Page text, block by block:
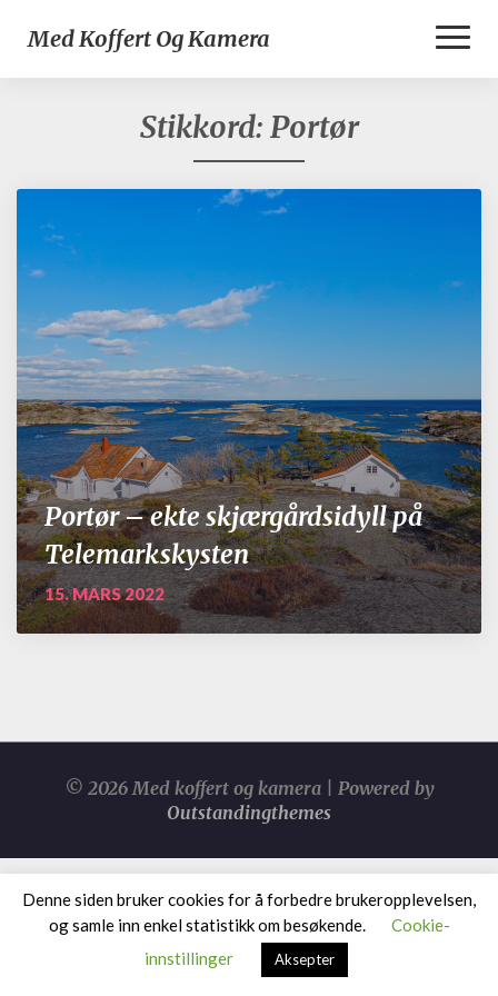
Med Koffert Og Kamera
Stikkord: Portør
Portør – ekte skjærgårdsidyll på
Telemarkskysten
15. MARS 2022
© 2026 Med koffert og kamera | Powered by
Outstandingthemes
Denne siden bruker cookies for å forbedre brukeropplevelsen,
og samle inn enkel statistikk om besøkende.
Cookie-
innstillinger
Aksepter